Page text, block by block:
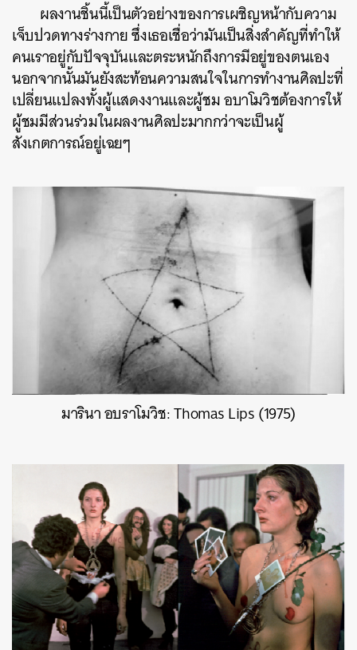
ผลงานชิ้นนี้เป็นตัวอย่างของการเผชิญหน้ากับความ
เจ็บปวดทางร่างกาย ซึ่งเธอเชื่อว่ามันเป็นสิ่งสำคัญที่ทำให้
คนเราอยู่กับปัจจุบันและตระหนักถึงการมีอยู่ของตนเอง
นอกจากนั้นมันยังสะท้อนความสนใจในการทำงานศิลปะที่
เปลี่ยนแปลงทั้งผู้แสดงงานและผู้ชม อบาโมวิชต้องการให้
ผู้ชมมีส่วนร่วมในผลงานศิลปะมากกว่าจะเป็นผู้
สังเกตการณ์อยู่เฉยๆ
มารินา อบราโมวิช: Thomas Lips (1975)